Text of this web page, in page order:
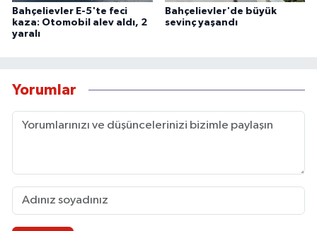
Bahçelievler E-5'te feci
kaza: Otomobil alev aldı, 2
yaralı
Bahçelievler'de büyük
sevinç yaşandı
Yorumlar